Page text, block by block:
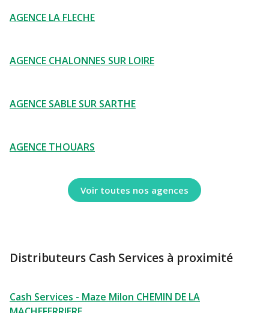
AGENCE LA FLECHE
AGENCE CHALONNES SUR LOIRE
AGENCE SABLE SUR SARTHE
AGENCE THOUARS
Voir toutes nos agences
Distributeurs Cash Services à proximité
Cash Services - Maze Milon CHEMIN DE LA